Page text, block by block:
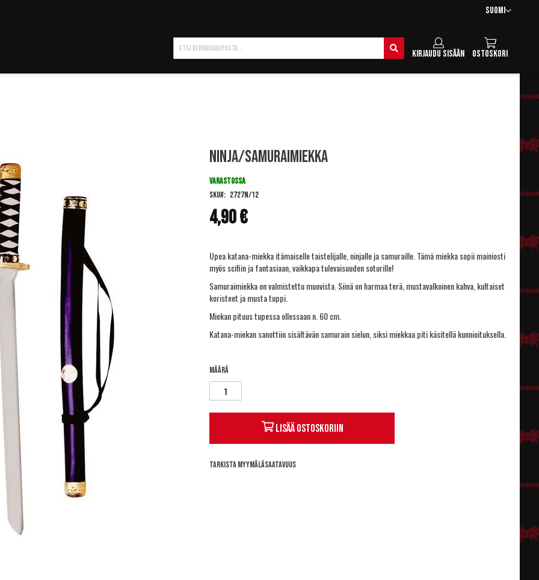
Kieli
Suomi
Ostoskori
Kirjaudu sisään
Hae
Ninja/Samuraimiekka
4,90 €
VARASTOSSA
SKU
2727N/12
Upea katana-miekka itämaiselle taistelijalle, ninjalle ja samuraille. Tämä miekka sopii mainiosti
myös scifiin ja fantasiaan, vaikkapa tulevaisuuden soturille!
Samuraimiekka on valmistettu muovista. Siinä on harmaa terä, mustavalkoinen kahva, kultaiset
koristeet ja musta tuppi.
Miekan pituus tupessa ollessaan n. 60 cm.
Katana-miekan sanottiin sisältävän samurain sielun, siksi miekkaa piti käsitellä kunnioituksella.
Määrä
Lisää ostoskoriin
Tarkista myymäläsaatavuus